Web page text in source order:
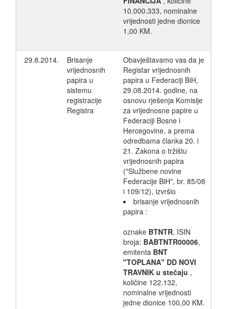
10.000.333, nominalne
vrijednosti jedne dionice
1,00 KM.
29.8.2014.
Brisanje
vrijednosnih
papira u
sistemu
registracije
Registra
Obavještavamo vas da je
Registar vrijednosnih
papira u Federaciji BiH,
29.08.2014. godine, na
osnovu rješenja Komisije
za vrijednosne papire u
Federaciji Bosne i
Hercegovine, a prema
odredbama članka 20. i
21. Zakona o tržištu
vrijednosnih papira
("Službene novine
Federacije BiH", br. 85/08
i 109/12), izvršio
brisanje vrijednosnih
papira :
oznake BTNTR, ISIN
broja: BABTNTR00006,
emitenta BNT
"TOPLANA" DD NOVI
TRAVNIK u stečaju ,
količine 122.132,
nominalne vrijednosti
jedne dionice 100,00 KM.